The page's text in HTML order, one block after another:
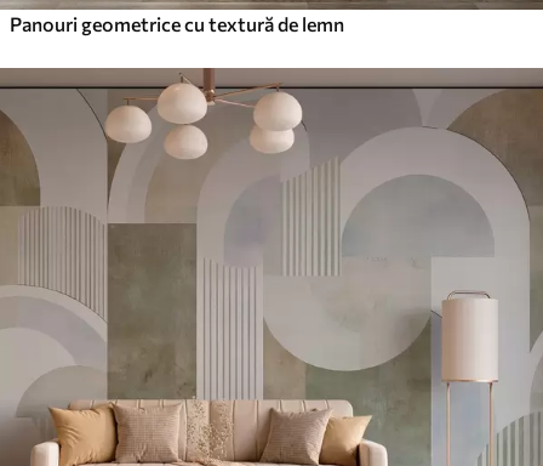
Panouri geometrice cu textură de lemn